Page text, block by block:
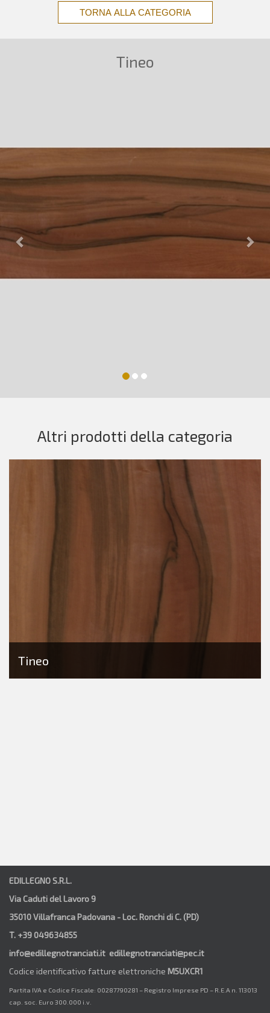
TORNA ALLA CATEGORIA
Tineo
Altri prodotti della categoria
Tineo
EDILLEGNO S.R.L.
Via Caduti del Lavoro 9
35010 Villafranca Padovana - Loc. Ronchi di C. (PD)
T. +39 049634855
info@edillegnotranciati.it edillegnotranciati@pec.it
Codice identificativo fatture elettroniche M5UXCR1
Partita IVA e Codice Fiscale: 00287790281 – Registro Imprese PD – R.E.A n. 113013
cap. soc. Euro 300.000 i.v.